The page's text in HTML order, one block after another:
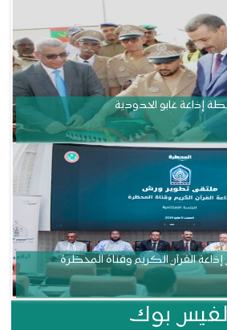
محطة إذاعة غابو الحدودية
القرآن الكريم وقناة المحظرة
بوك